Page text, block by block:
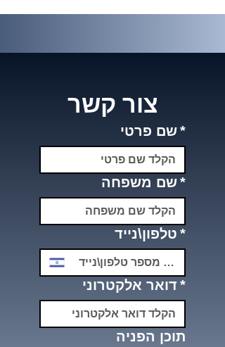
צור קשר
*שם פרטי
*שם משפחה
* טלפון\נייד
* דואר אלקטרוני
תוכן הפניה